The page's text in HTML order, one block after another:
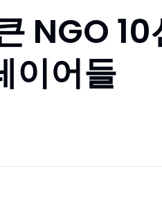
NGO 10
이어들